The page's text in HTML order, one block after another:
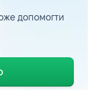
допомогти